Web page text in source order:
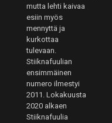
mutta lehti kaivaa
esiin myös
mennyttä ja
kurkottaa
tulevaan.
Stiiknafuulian
ensimmäinen
numero ilmestyi
2011. Lokakuusta
2020 alkaen
Stiiknafuulia